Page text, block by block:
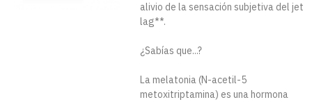
alivio de la sensación subjetiva del jet
lag**.
¿Sabías que...?
La melatonia (N-acetil-5
metoxitriptamina) es una hormona